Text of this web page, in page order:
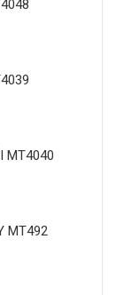
MT4040
MT492